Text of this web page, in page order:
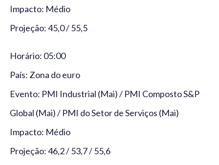
Impacto: Médio
Projeção: 45,0 / 55,5
Horário: 05:00
País: Zona do euro
Evento: PMI Industrial (Mai) / PMI Composto S&P
Global (Mai) / PMI do Setor de Serviços (Mai)
Impacto: Médio
Projeção: 46,2 / 53,7 / 55,6